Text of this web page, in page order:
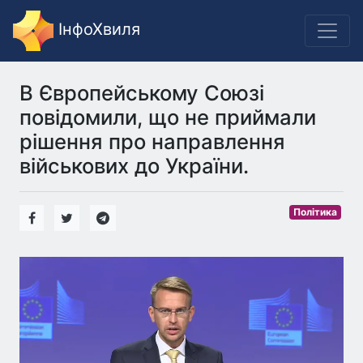
ІнфоХвиля
В Європейському Союзі
повідомили, що не приймали
рішення про направлення
військових до України.
Політика